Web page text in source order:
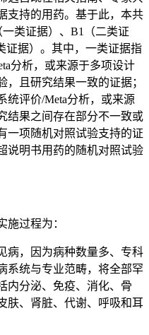
支持的用药。基于此，本共
类证据）、B1（二类证
证据）。其中，一类证据指
分析，或来源于多项设计
且研究结果一致的证据；
统评价/Meta分析，或来源
结果之间存在部分不一致或
一项随机对照试验支持的证
说明书用药的随机对照试验
施过程为：
病，因为病种数量多、专科
系统与专业范畴，将全部罕
内分泌、免疫、消化、骨
肤、肾脏、代谢、呼吸和耳